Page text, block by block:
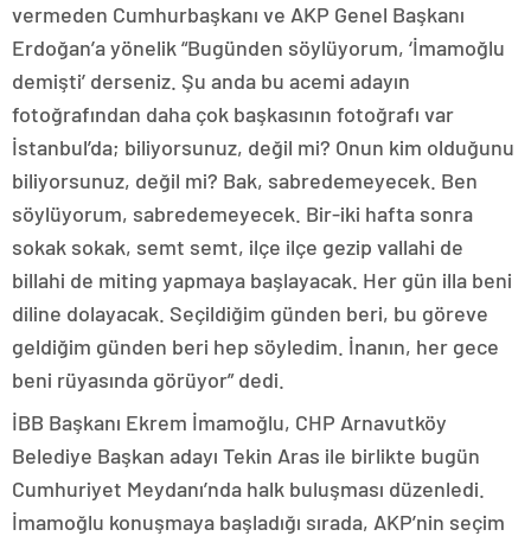
vermeden Cumhurbaşkanı ve AKP Genel Başkanı
Erdoğan’a yönelik “Bugünden söylüyorum, ‘İmamoğlu
demişti’ derseniz. Şu anda bu acemi adayın
fotoğrafından daha çok başkasının fotoğrafı var
İstanbul’da; biliyorsunuz, değil mi? Onun kim olduğunu
biliyorsunuz, değil mi? Bak, sabredemeyecek. Ben
söylüyorum, sabredemeyecek. Bir-iki hafta sonra
sokak sokak, semt semt, ilçe ilçe gezip vallahi de
billahi de miting yapmaya başlayacak. Her gün illa beni
diline dolayacak. Seçildiğim günden beri, bu göreve
geldiğim günden beri hep söyledim. İnanın, her gece
beni rüyasında görüyor” dedi.
İBB Başkanı Ekrem İmamoğlu, CHP Arnavutköy
Belediye Başkan adayı Tekin Aras ile birlikte bugün
Cumhuriyet Meydanı’nda halk buluşması düzenledi.
İmamoğlu konuşmaya başladığı sırada, AKP’nin seçim